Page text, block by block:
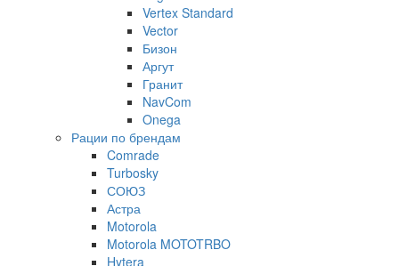
Vertex Standard
Vector
Бизон
Аргут
Гранит
NavCom
Onega
Рации по брендам
Comrade
Turbosky
СОЮЗ
Астра
Motorola
Motorola MOTOTRBO
Hytera